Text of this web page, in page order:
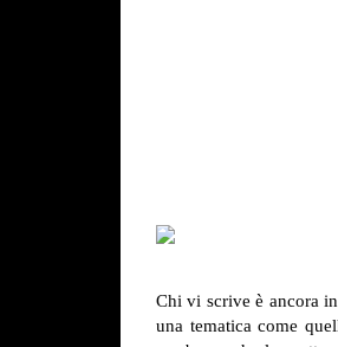
Chi vi scrive è ancora
una tematica come